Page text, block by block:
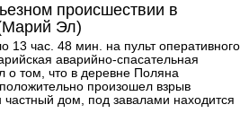
происшествии в
Эл)
13 час. 48 мин. на пульт оперативного
аварийно-спасательная
о том, что в деревне Поляна
произошел взрыв
частный дом, под завалами находится